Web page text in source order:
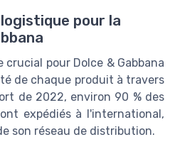
pour la
pour Dolce & Gabbana
de chaque produit à travers
de 2022, environ 90 % des
expédiés à l'international,
son réseau de distribution.